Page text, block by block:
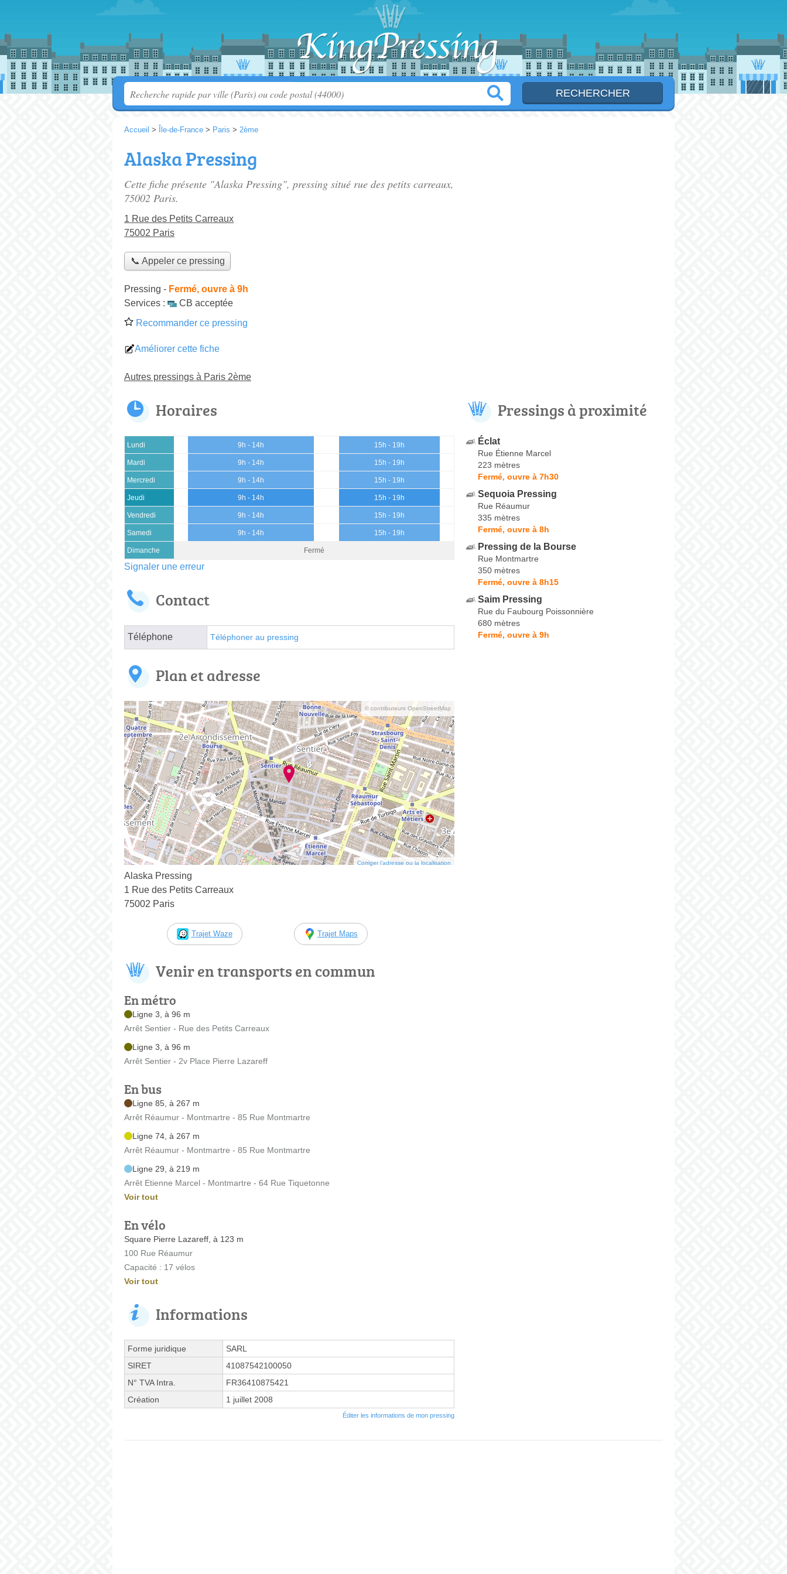
Accueil > Île-de-France > Paris > 2ème
Alaska Pressing
Cette fiche présente "Alaska Pressing", pressing situé rue des petits carreaux,
75002 Paris.
1 Rue des Petits Carreaux
75002 Paris
📞 Appeler ce pressing
Pressing - Fermé, ouvre à 9h
Services :
CB acceptée
Recommander ce pressing
Améliorer cette fiche
Autres pressings à Paris 2ème
Horaires
Lundi 9h - 14h 15h - 19h
Mardi 9h - 14h 15h - 19h
Mercredi 9h - 14h 15h - 19h
Jeudi 9h - 14h 15h - 19h
Vendredi 9h - 14h 15h - 19h
Samedi 9h - 14h 15h - 19h
Dimanche Fermé
Signaler une erreur
Contact
Téléphone Téléphoner au pressing
Plan et adresse
© contributeurs OpenStreetMap
Corriger l’adresse ou la localisation
Alaska Pressing
1 Rue des Petits Carreaux
75002 Paris
Trajet Waze Trajet Maps
Venir en transports en commun
En métro
Ligne 3, à 96 m
Arrêt Sentier - Rue des Petits Carreaux
Ligne 3, à 96 m
Arrêt Sentier - 2v Place Pierre Lazareff
En bus
Ligne 85, à 267 m
Arrêt Réaumur - Montmartre - 85 Rue Montmartre
Ligne 74, à 267 m
Arrêt Réaumur - Montmartre - 85 Rue Montmartre
Ligne 29, à 219 m
Arrêt Etienne Marcel - Montmartre - 64 Rue Tiquetonne
Voir tout
En vélo
Square Pierre Lazareff, à 123 m
100 Rue Réaumur
Capacité : 17 vélos
Voir tout
Informations
Forme juridique
SARL
SIRET
41087542100050
N° TVA Intra.
FR36410875421
Création
1 juillet 2008
Éditer les informations de mon pressing
Pressings à proximité
Éclat
Rue Étienne Marcel
223 mètres
Fermé, ouvre à 7h30
Sequoia Pressing
Rue Réaumur
335 mètres
Fermé, ouvre à 8h
Pressing de la Bourse
Rue Montmartre
350 mètres
Fermé, ouvre à 8h15
Saim Pressing
Rue du Faubourg Poissonnière
680 mètres
Fermé, ouvre à 9h